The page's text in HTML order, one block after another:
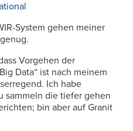
System gehen meiner
Vorgehen der
Data“ ist nach meinem
Ich habe
sammeln die tiefer gehen
bin aber auf Granit